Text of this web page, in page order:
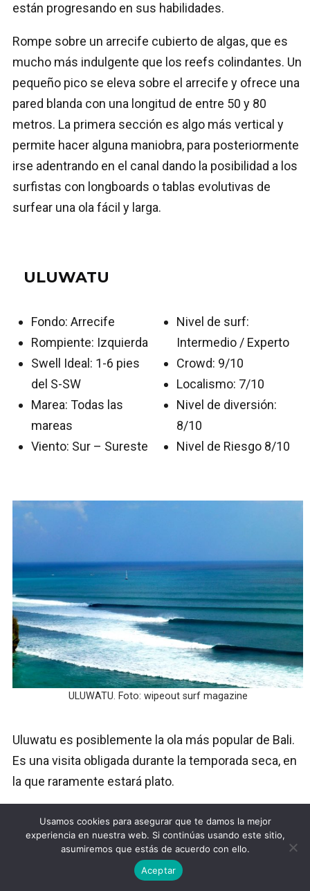
están progresando en sus habilidades.
Rompe sobre un arrecife cubierto de algas, que es
mucho más indulgente que los reefs colindantes. Un
pequeño pico se eleva sobre el arrecife y ofrece una
pared blanda con una longitud de entre 50 y 80
metros. La primera sección es algo más vertical y
permite hacer alguna maniobra, para posteriormente
irse adentrando en el canal dando la posibilidad a los
surfistas con longboards o tablas evolutivas de
surfear una ola fácil y larga.
ULUWATU
Fondo: Arrecife
Rompiente: Izquierda
Swell Ideal: 1-6 pies
del S-SW
Marea: Todas las
mareas
Viento: Sur – Sureste
Nivel de surf:
Intermedio / Experto
Crowd: 9/10
Localismo: 7/10
Nivel de diversión:
8/10
Nivel de Riesgo 8/10
ULUWATU. Foto: wipeout surf magazine
Uluwatu es posiblemente la ola más popular de Bali.
Es una visita obligada durante la temporada seca, en
la que raramente estará plato.
Rompe practicamente con todas las mareas,
excepto muy baja, y ofrece multitud de
personalidades en función de la merea y del tamaño
Usamos cookies para asegurar que te damos la mejor
experiencia en nuestra web. Si continúas usando este sitio,
asumiremos que estás de acuerdo con ello.
Aceptar